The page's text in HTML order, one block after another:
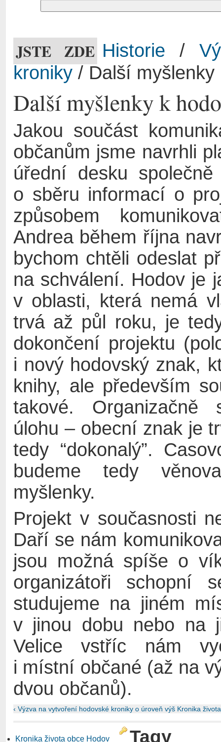
JSTE ZDE Historie /
kroniky / Další myšlenky
Další myšlenky k
Jakou součást
občanům jsme navrhli
úřední desku
o sběru informací o
způsobem
Andrea během října
bychom chtěli odeslat
na schválení. Hodov je
v oblasti, která nemá
trvá až půl roku, je
dokončení projektu
i nový hodovský znak,
knihy, ale především
takové.
úlohu – obecní znak je
tedy “dokonalý”.
budeme tedy
myšlenky.
Projekt v současnosti
Daří se nám
jsou možná spíše o
organizátoři schopní
studujeme na jiném
v jinou dobu nebo na
Velice vstříc nám
i místní občané (až na
dvou občanů).
‹ Výzva na vytvoření hodovské kroniky o úroveň výš Kronika
Tagy
Kronika života obce Hodov